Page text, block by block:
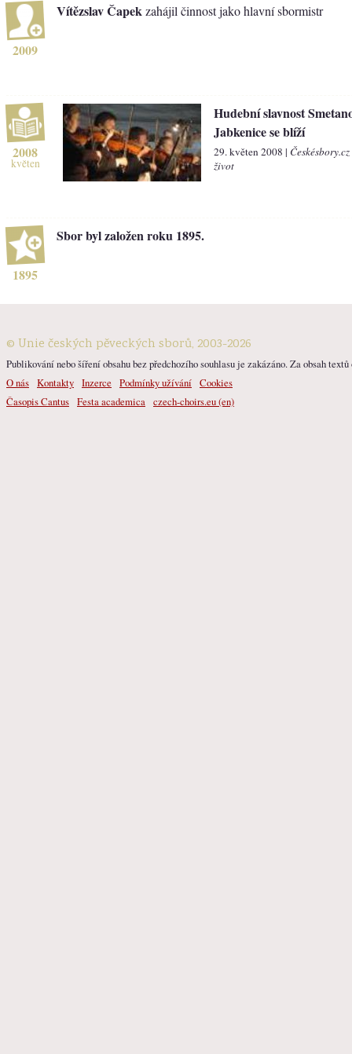
2009
Vítězslav Čapek zahájil činnost jako hlavní sbormistr
2008
květen
Hudební slavnost
Jabkenice se blíží
29. květen 2008 |
život
1895
Sbor byl založen roku 1895.
© Unie českých pěveckých sborů, 2003-2026
Publikování nebo šíření obsahu bez předchozího souhlasu je zakázáno. Za obsah
O nás Kontakty Inzerce Podmínky užívání Cookies
Časopis Cantus Festa academica czech-choirs.eu (en)